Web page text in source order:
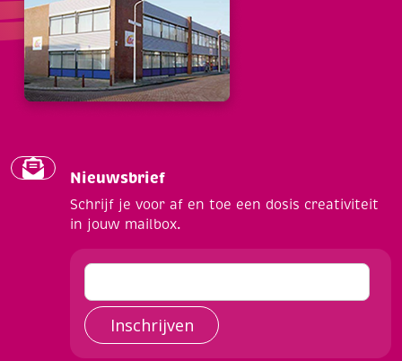
Nieuwsbrief
Schrijf je voor af en toe een dosis creativiteit
in jouw mailbox.
Inschrijven